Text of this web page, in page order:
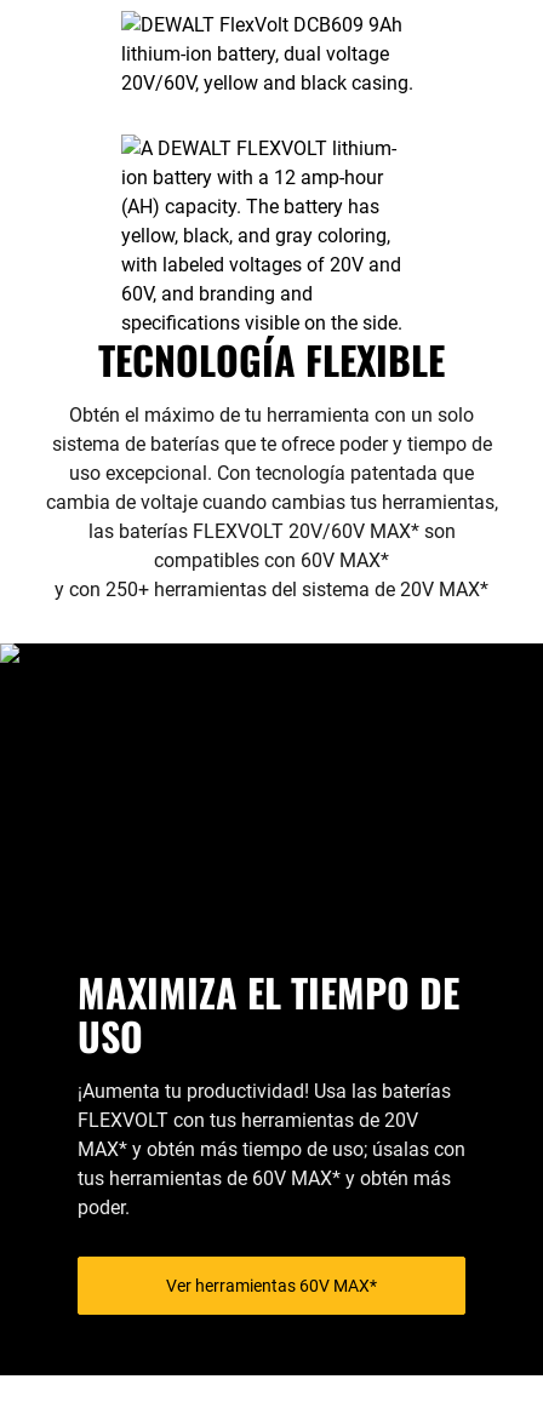
TECNOLOGÍA FLEXIBLE
Obtén el máximo de tu herramienta con un solo
sistema de baterías que te ofrece poder y tiempo de
uso excepcional. Con tecnología patentada que
cambia de voltaje cuando cambias tus herramientas,
las baterías FLEXVOLT 20V/60V MAX* son
compatibles con 60V MAX*
y con 250+ herramientas del sistema de 20V MAX*
MAXIMIZA EL TIEMPO DE
USO
¡Aumenta tu productividad! Usa las baterías
FLEXVOLT con tus herramientas de 20V
MAX* y obtén más tiempo de uso; úsalas con
tus herramientas de 60V MAX* y obtén más
poder.
Ver herramientas 60V MAX*